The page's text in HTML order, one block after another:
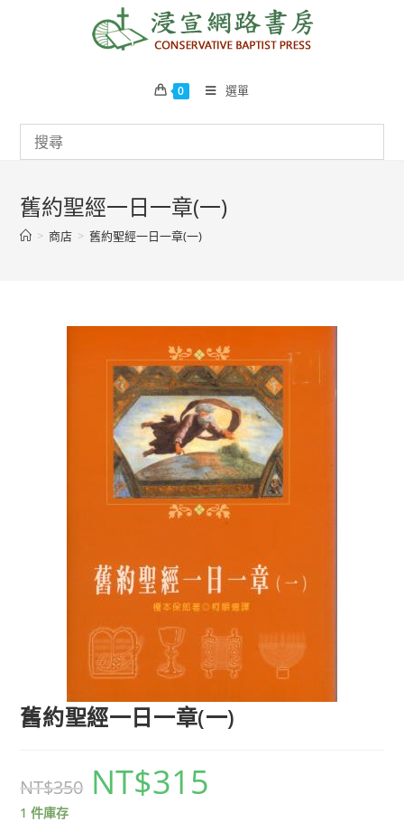
0 選單
舊約聖經一日一章(一)
> 商店 > 舊約聖經一日一章(一)
舊約聖經一日一章(一)
NT$350 NT$315
1 件庫存